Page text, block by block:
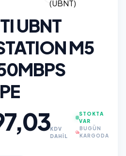
UBNT
M5
KDV
DAHİL
STOKTA
VAR
BUGÜN
KARGODA